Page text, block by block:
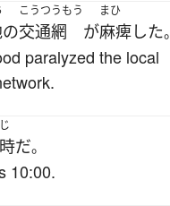
の
こうつうもう
交通網 が
まひ
麻痺した。
paralyzed the local
じ
時だ。
10:00.